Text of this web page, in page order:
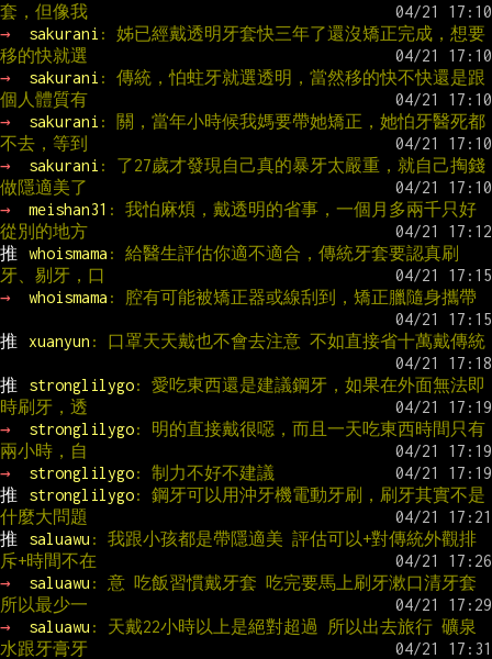
套，但像我
→
sakurani : 姊已經戴透明牙套快三年了還沒矯正完成，想要
移的快就選
→
sakurani : 傳統，怕蛀牙就選透明，當然移的快不快還是跟
個人體質有
→
sakurani : 關，當年小時候我媽要帶她矯正，她怕牙醫死都
不去，等到
→
sakurani : 了27歲才發現自己真的暴牙太嚴重，就自己掏錢
做隱適美了
→
meishan31 : 我怕麻煩，戴透明的省事，一個月多兩千只好
從別的地方
推
whoismama : 給醫生評估你適不適合，傳統牙套要認真刷
牙、剔牙，口
→
whoismama : 腔有可能被矯正器或線刮到，矯正臘隨身攜帶
推 xuanyun : 口罩天天戴也不會去注意 不如直接省十萬戴傳統
推 stronglilygo: 愛吃東西還是建議鋼牙，如果在外面無法即
時刷牙，透
→
stronglilygo: 明的直接戴很噁，而且一天吃東西時間只有
兩小時，自
→
stronglilygo: 制力不好不建議
推
stronglilygo: 鋼牙可以用沖牙機電動牙刷，刷牙其實不是
什麼大問題
推
saluawu : 我跟小孩都是帶隱適美 評估可以+對傳統外觀排
斥+時間不在
→
saluawu : 意 吃飯習慣戴牙套 吃完要馬上刷牙漱口清牙套
所以最少一
→
saluawu : 天戴22小時以上是絕對超過 所以出去旅行 礦泉
水跟牙膏牙